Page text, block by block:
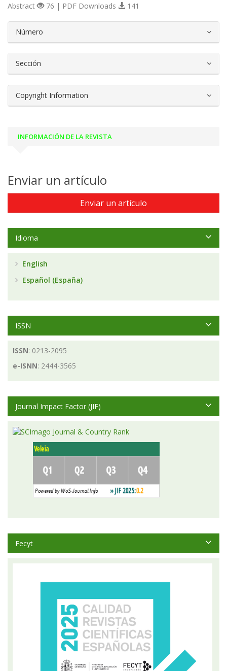
Abstract 76 | PDF Downloads 141
Número
Sección
Copyright Information
INFORMACIÓN DE LA REVISTA
Enviar un artículo
Enviar un artículo
Idioma
English
Español (España)
ISSN
ISSN: 0213-2095
e-ISNN: 2444-3565
Journal Impact Factor (JIF)
Fecyt